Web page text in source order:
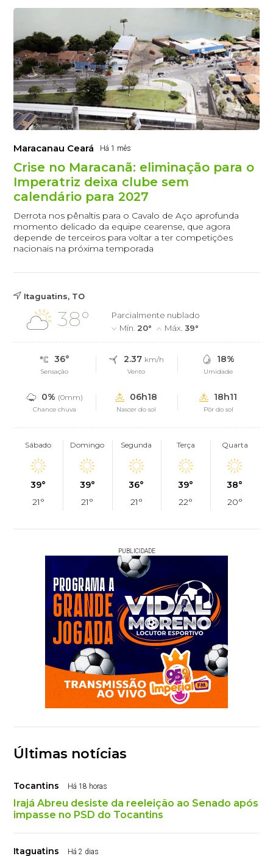
Maracanau Ceará Há 1 mês
Crise no Maracanã: eliminação para o
Imperatriz deixa clube sem
calendário para 2027
Derrota nos pênaltis para o Cavalo de Aço aprofunda
momento delicado da equipe cearense, que agora
depende de terceiros para voltar a ter competições
nacionais na próxima temporada
Itaguatins, TO
38°
Parcialmente nublado
Mín. 20° Máx.39°
36°
Sensação
2.37 km/h
Vento
18%
Umidade
0% (0mm)
Chance chuva
06h18
Nascer do sol
18h11
Pôr do sol
Sábado
39°
21°
Domingo
39°
21°
Segunda
36°
21°
Terça
39°
22°
Quarta
38°
20°
PUBLICIDADE
Últimas notícias
Tocantins Há 18 horas
Irajá Abreu desiste da reeleição ao Senado após
impasse no PSD do Tocantins
Itaguatins Há 2 dias